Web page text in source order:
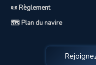
📜 Règlement
🗺️ Plan du navire